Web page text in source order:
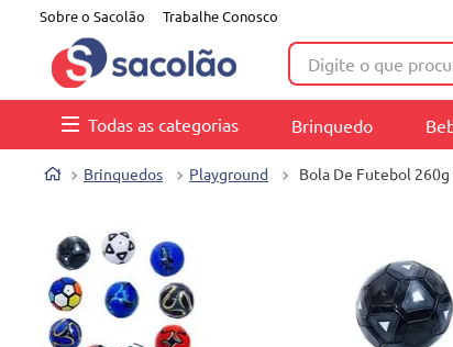
Sobre o Sacolão Trabalhe Conosco
Digite o que
Todas as categorias Brinquedo
Brinquedos Playground Bola De Futebol